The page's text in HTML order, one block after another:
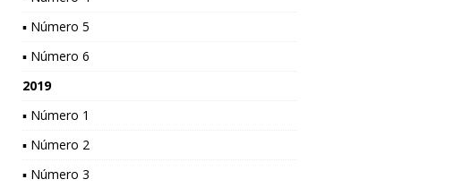
▪ Número 5
▪ Número 6
2019
▪ Número 1
▪ Número 2
▪ Número 3